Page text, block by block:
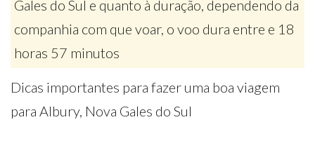
Gales do Sul e quanto à duração, dependendo da
companhia com que voar, o voo dura entre e 18
horas 57 minutos
Dicas importantes para fazer uma boa viagem
para Albury, Nova Gales do Sul